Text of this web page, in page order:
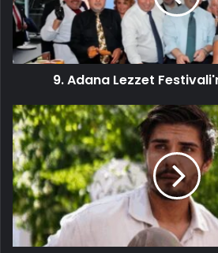
9. Adana Lezzet